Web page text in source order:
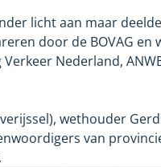
licht aan maar
door de BOVAG en
Nederland,
wethouder
van